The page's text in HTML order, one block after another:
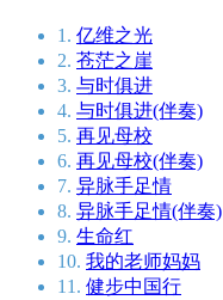
1. 亿维之光
2. 苍茫之崖
3. 与时俱进
4. 与时俱进(伴奏)
5. 再见母校
6. 再见母校(伴奏)
7. 异脉手足情
8. 异脉手足情(伴奏)
9. 生命红
10. 我的老师妈妈
11. 健步中国行